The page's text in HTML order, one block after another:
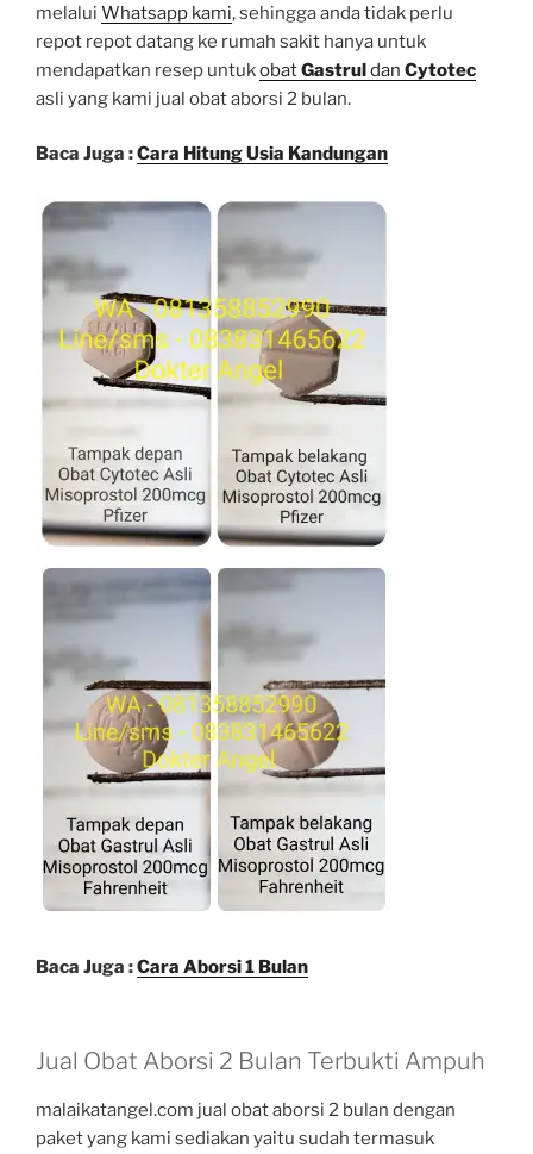
melalui Whatsapp kami, sehingga anda tidak perlu
repot repot datang ke rumah sakit hanya untuk
mendapatkan resep untukobatGastruldan Cytotec
asli yang kami jual obat aborsi 2 bulan.
Baca Juga :Cara Hitung Usia Kandungan
Baca Juga :Cara Aborsi 1 Bulan
Jual Obat Aborsi 2 Bulan Terbukti Ampuh
malaikatangel.com jual obat aborsi 2 bulan dengan
paket yang kami sediakan yaitu sudah termasuk